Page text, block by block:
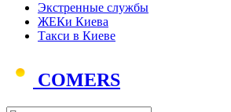
Экстренные службы
ЖЕКи Киева
Такси в Киеве
COMERS